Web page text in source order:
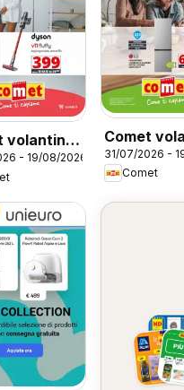
volantino
- 19/08/2026
Comet
Frigoriferi
31/07/2026 -
Comet